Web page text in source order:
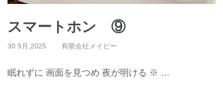
スマートホン ⑨
30 9月,2025 有限会社メイビー
眠れずに 画面を見つめ 夜が明ける ※ …